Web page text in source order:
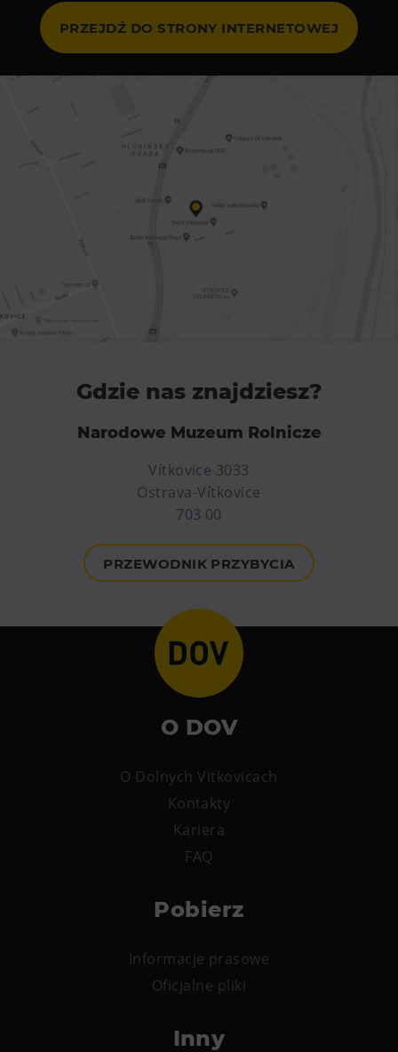
Heligonka
HopJump
Ściana wspinaczkowa
Narodowe Muzeum Rolnicze
Muzeum Górnictwa w Parku Landek
Przekąski
Restaurace VP ART
CØKAFE Dolní Vítkovice
Zakwaterowanie
Loty widokowe helikopterem
Wypożyczanie rowerów elektrycznych
PRZEJDŹ DO STRONY INTERNETOWEJ
Gdzie nas znajdziesz?
Narodowe Muzeum Rolnicze
Vítkovice 3033
Ostrava-Vítkovice
703 00
PRZEWODNIK PRZYBYCIA
O DOV
O Dolnych Vitkovicach
Kontakty
Kariera
FAQ
Pobierz
Informacje prasowe
Oficjalne pliki
Inny